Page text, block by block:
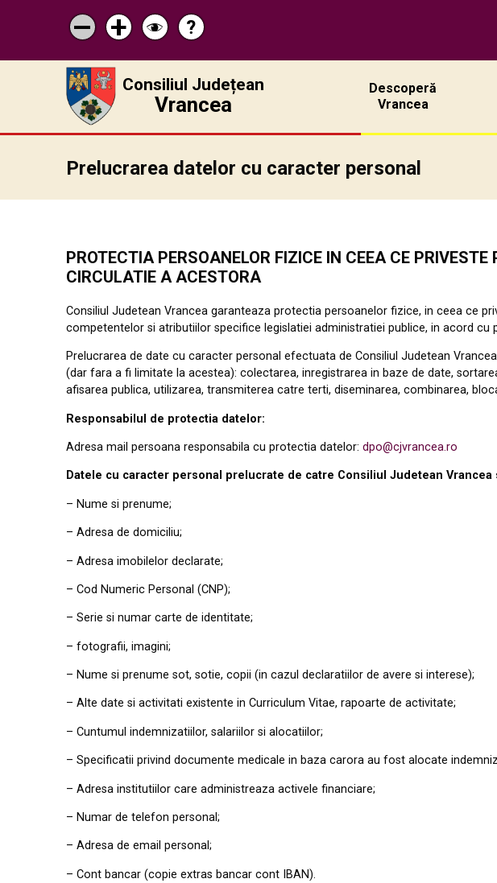
Micșorează
scrisul
Mărește
scrisul
Schimbă
contrastul
Pagina
de
ajutor
?
Consiliul Județean
Vrancea
Descoperă
Vrancea
Prelucrarea datelor cu caracter personal
PROTECTIA PERSOANELOR FIZICE IN CEEA CE PRIVESTE
CIRCULATIE A ACESTORA
Consiliul Judetean Vrancea garanteaza protectia persoanelor fizice, in ceea ce
competentelor si atributiilor specifice legislatiei administratiei publice, in acord cu
Pre ucrarea de date cu caracter personal efectuata de Consiliul Judetean
(dar faraa fi limitate la acestea): co ectarea, inregistrarea in baze de date,
afisarea publica, utilizarea, transmiterea catre terti, diseminarea, combinarea, b
Responsabilul de protectia datelor:
Adresamail persoana responsabila cu protectia datelor: dpo@cjvrancea.ro
Datele cu caracter personal prelucrate de catre Consiliul Judetean Vrancea
– Nume si prenume;
– Adresa de domiciliu;
– Adresa imobilelor declarate;
– Cod Numeric Personal (CNP);
– Serie si numar carte de identitate;
– fotografii, imagini;
– Nume si prenume sot, sotie, copii (in cazul declaratiilor de avere si interese);
– Alte date si activitati existente in Curriculum Vitae, rapoarte de activitate;
– Cuntumul indemnizatiilor, salariilor si alocatiilor;
– Specificatii privind documente medicale in baza carora au fost alocate
– Adresa institutiilor care administreaza activele financiare;
– Numar de telefon personal;
– Adresa de email personal;
– Cont bancar (copie extras bancar cont BAN).